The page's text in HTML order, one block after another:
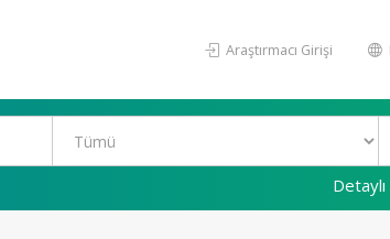
Araştırmacı Girişi